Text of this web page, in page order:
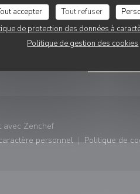
accepter Tout refuser
de protection des données à
Politique de gestion des cookies
Instagram
avec Zenchef((ouvre une nouvelle
personnel
nouvelle fenêtre))
Politique de